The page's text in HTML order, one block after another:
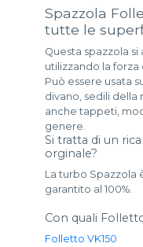
Spazzola
tutte le
Questa spazzola
utilizzando la forza
Può essere usata
divano, sedili
anche tappeti,
genere.
Si tratta di un
orginale?
La turbo Spazzola
garantito al 100%.
Con quali
Folletto VK150